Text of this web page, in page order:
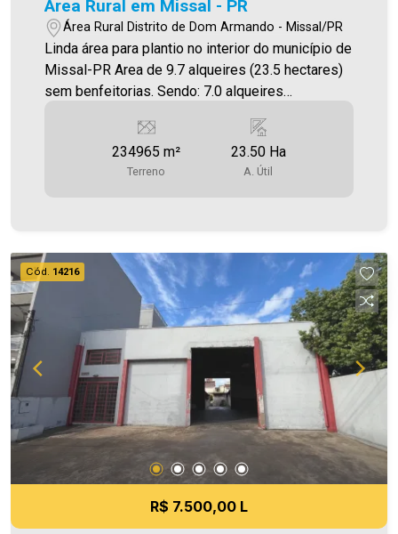
Area Rural em Missal - PR
Área Rural Distrito de Dom Armando - Missal/PR
Linda área para plantio no interior do município de
Missal-PR Area de 9.7 alqueires (23.5 hectares)
sem benfeitorias. Sendo: 7.0 alqueires
Localizado na Localidade de Linha Três Irmãos,
no Distrito de Dom Armando - Missal-Pr. Valor R$
2.800.000,00 Aceita Propostas.
234965 m²
Terreno
23.50 Ha
A. Útil
Cód. 14216
R$ 7.500,00 L